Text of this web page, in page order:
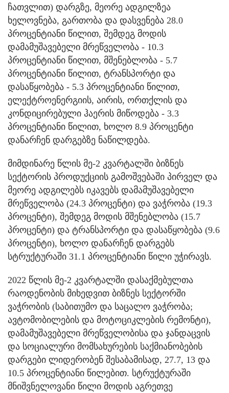
ჩათვლით) დარგზე, მეორე ადგილზეა
ხელოვნება, გართობა და დასვენება 28.0
პროცენტიანი წილით, შემდეგ მოდის
დამამუშავებელი მრეწველობა - 10.3
პროცენტიანი წილით, მშენებლობა - 5.7
პროცენტიანი წილით, ტრანსპორტი და
დასაწყობება - 5.3 პროცენტიანი წილით,
ელექტროენერგიის, აირის, ორთქლის და
კონდიცირებული ჰაერის მიწოდება - 3.3
პროცენტიანი წილით, ხოლო 8.9 პროცენტი
დანარჩენ დარგებზე ნაწილდება.
მიმდინარე წლის მე-2 კვარტალში ბიზნეს
სექტორის პროდუქციის გამოშვებაში პირველ და
მეორე ადგილებს იკავებს დამამუშავებელი
მრეწველობა (24.3 პროცენტი) და ვაჭრობა (19.3
პროცენტი), შემდეგ მოდის მშენებლობა (15.7
პროცენტი) და ტრანსპორტი და დასაწყობება (9.6
პროცენტი), ხოლო დანარჩენ დარგებს
სტრუქტურაში 31.1 პროცენტიანი წილი უჭირავს.
2022 წლის მე-2 კვარტალში დასაქმებულთა
რაოდენობის მიხედვით ბიზნეს სექტორში
ვაჭრობის (საბითუმო და საცალო ვაჭრობა;
ავტომობილების და მოტოციკლების რემონტი),
დამამუშავებელი მრეწველობისა და ჯანდაცვის
და სოციალური მომსახურების საქმიანობების
დარგები ლიდერობენ შესაბამისად, 27.7, 13 და
10.5 პროცენტიანი წილებით. სტრუქტურაში
მნიშვნელოვანი წილი მოდის აგრეთვე